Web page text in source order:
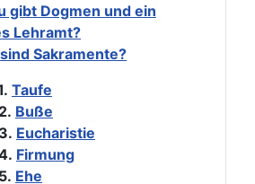
gibt Dogmen und ein
Lehramt?
Sakramente?
Taufe
Buße
Eucharistie
Firmung
Ehe